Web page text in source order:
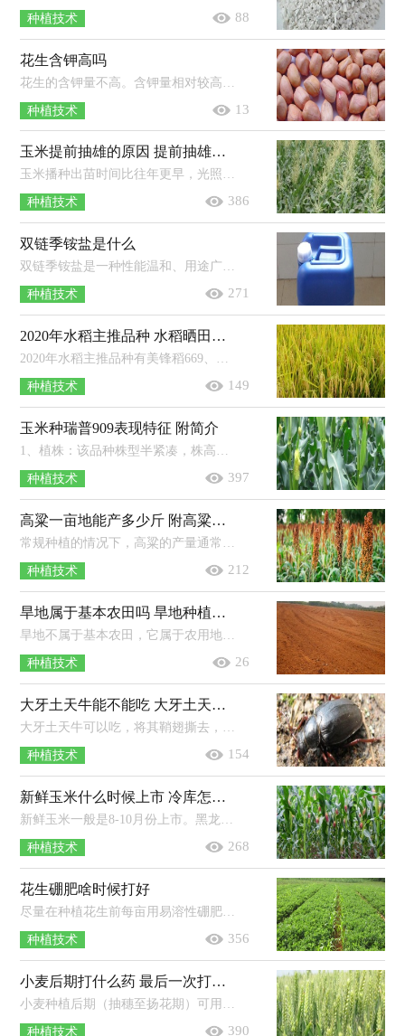
种植技术 88
花生含钾高吗
种植技术 13
玉米提前抽雄的原因 提前抽雄怎么办
玉米播种出苗时间比往年更早，光照不足，温度异常，土壤缺水干旱以及病虫害的侵害等都有可能会造成玉米提前抽雄；另外部分品种的玉米抽雄...
种植技术 386
双链季铵盐是什么
双链季铵盐是一种性能温和、用途广泛、毒性较低的消毒剂。特点：溶液无色透明，性质稳定，不挥发、不分解、无刺激性气味；使用后一般不会...
种植技术 271
2020年水稻主推品种 水稻晒田期是不是拔节期
2020年水稻主推品种有美锋稻669、宜香优2115、天优1177、广两优800和荃优822等。美锋稻669：它生育期为154天左右，属于中熟品种，在苗...
种植技术 149
玉米种瑞普909表现特征 附简介
1、植株：该品种株型半紧凑，株高约为290cm，穗位高约为105cm，共21片叶，果穗呈筒型，穗长约为19.8cm，穗行18行，行粒数38粒，穗轴为粉色，籽粒为黄...
种植技术 397
高粱一亩地能产多少斤 附高粱的种植方法
常规种植的情况下，高粱的产量通常为700-900斤左右/亩，具体产量因种植时间、种植方法、管理方法而异。若想增加高粱的产量，可与豆科作...
种植技术 212
旱地属于基本农田吗 旱地种植什么农作物好
旱地不属于基本农田，它属于农用地（无灌溉设施，主要依靠降水种植旱生农作物的耕地），而基本农田是我国按照一定时期的人口和社会经济发展...
种植技术 26
大牙土天牛能不能吃 大牙土天牛什么时候出土
大牙土天牛可以吃，将其鞘翅撕去，掰除“大牙”，再放入锅内油炸，然后撒一些细盐即可食用。大牙土天牛雄虫体长28-46毫米左右，宽10-15毫米...
种植技术 154
新鲜玉米什么时候上市 冷库怎样大批量保存新鲜玉米？
种植技术 268
花生硼肥啥时候打好
种植技术 356
小麦后期打什么药 最后一次打药应在什么时候
种植技术 390